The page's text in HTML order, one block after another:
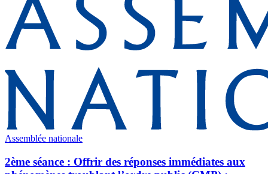
Assemblée nationale
2ème séance : Offrir des réponses immédiates aux